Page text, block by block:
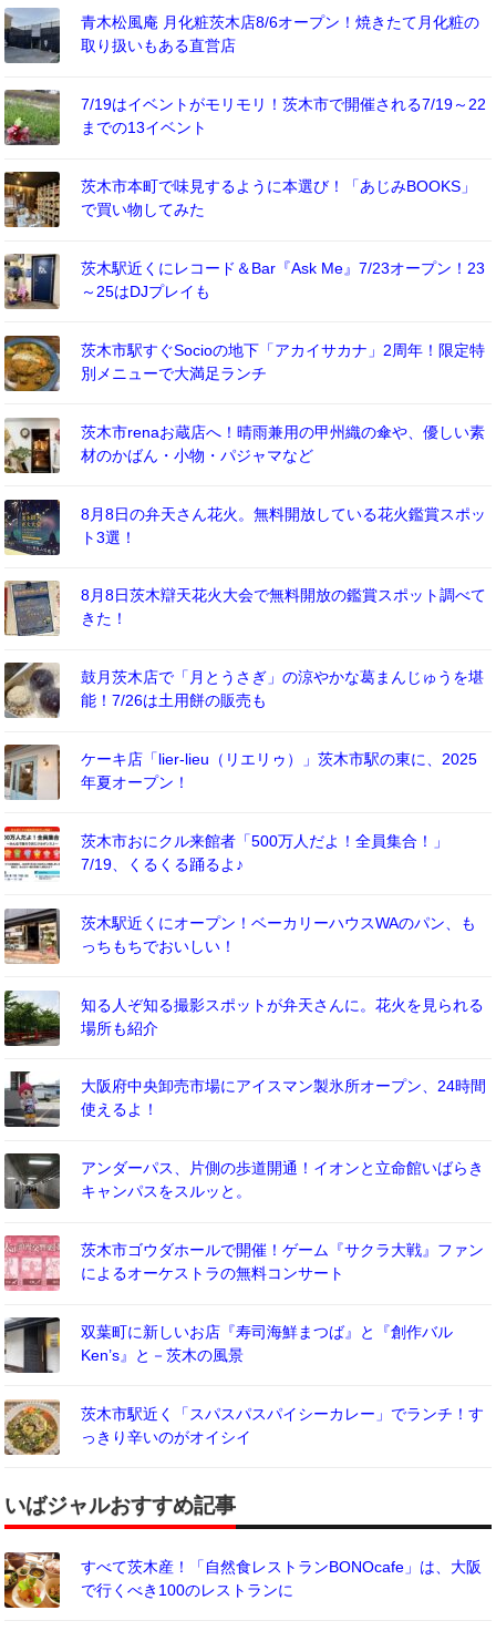
青木松風庵 月化粧茨木店8/6オープン！焼きたて月化粧の
取り扱いもある直営店
7/19はイベントがモリモリ！茨木市で開催される7/19～22
までの13イベント
茨木市本町で味見するように本選び！「あじみBOOKS」
で買い物してみた
茨木駅近くにレコード＆Bar『Ask Me』7/23オープン！23
～25はDJプレイも
茨木市駅すぐSocioの地下「アカイサカナ」2周年！限定特
別メニューで大満足ランチ
茨木市renaお蔵店へ！晴雨兼用の甲州織の傘や、優しい素
材のかばん・小物・パジャマなど
8月8日の弁天さん花火。無料開放している花火鑑賞スポッ
ト3選！
8月8日茨木辯天花火大会で無料開放の鑑賞スポット調べて
きた！
鼓月茨木店で「月とうさぎ」の涼やかな葛まんじゅうを堪
能！7/26は土用餅の販売も
ケーキ店「lier-lieu（リエリゥ）」茨木市駅の東に、2025
年夏オープン！
茨木市おにクル来館者「500万人だよ！全員集合！」
7/19、くるくる踊るよ♪
茨木駅近くにオープン！ベーカリーハウスWAのパン、も
っちもちでおいしい！
知る人ぞ知る撮影スポットが弁天さんに。花火を見られる
場所も紹介
大阪府中央卸売市場にアイスマン製氷所オープン、24時間
使えるよ！
アンダーパス、片側の歩道開通！イオンと立命館いばらき
キャンパスをスルッと。
茨木市ゴウダホールで開催！ゲーム『サクラ大戦』ファン
によるオーケストラの無料コンサート
双葉町に新しいお店『寿司海鮮まつば』と『創作バル
Ken’s』と－茨木の風景
茨木市駅近く「スパスパスパイシーカレー」でランチ！す
っきり辛いのがオイシイ
いばジャルおすすめ記事
すべて茨木産！「自然食レストランBONOcafe」は、大阪
で行くべき100のレストランに